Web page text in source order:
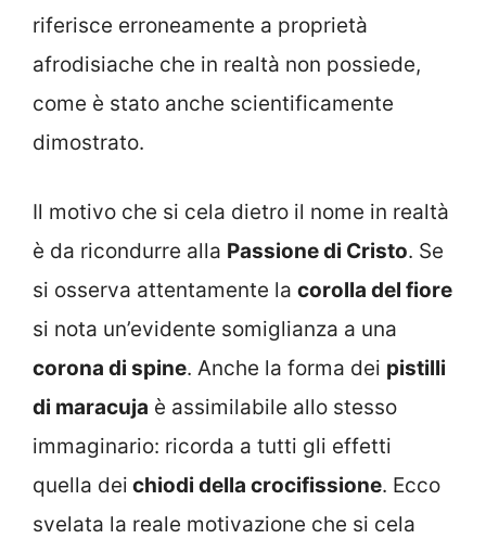
riferisce erroneamente a proprietà
afrodisiache che in realtà non possiede,
come è stato anche scientificamente
dimostrato.
Il motivo che si cela dietro il nome in realtà
è da ricondurre alla Passione di Cristo. Se
si osserva attentamente la corolla del fiore
si nota un’evidente somiglianza a una
corona di spine. Anche la forma dei pistilli
di maracuja è assimilabile allo stesso
immaginario: ricorda a tutti gli effetti
quella dei chiodi della crocifissione. Ecco
svelata la reale motivazione che si cela